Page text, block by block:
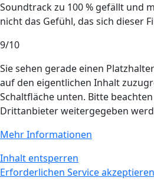
Soundtrack zu 100 % gefällt und
nicht das Gefühl, das sich dieser
9/10
Sie sehen gerade einen
auf den eigentlichen Inhalt
Schaltfläche unten. Bitte
Drittanbieter weitergegeben
Mehr Informationen
Inhalt entsperren
Erforderlichen Service